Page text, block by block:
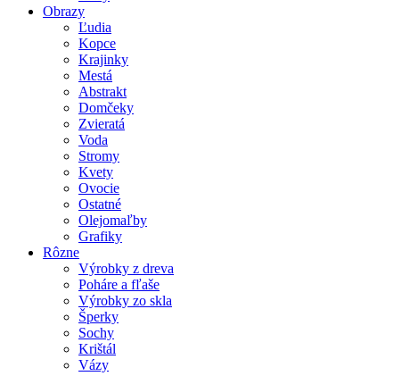
Obrazy
Ľudia
Kopce
Krajinky
Mestá
Abstrakt
Domčeky
Zvieratá
Voda
Stromy
Kvety
Ovocie
Ostatné
Olejomaľby
Grafiky
Rôzne
Výrobky z dreva
Poháre a fľaše
Výrobky zo skla
Šperky
Sochy
Krištál
Vázy